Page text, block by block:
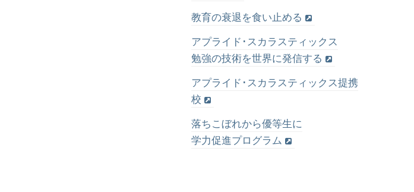
教育の衰退を食い止める
アプライド･スカラスティックス
勉強の技術を世界に発信する
アプライド･スカラスティックス提携
校
落ちこぼれから優等生に
学力促進プログラム